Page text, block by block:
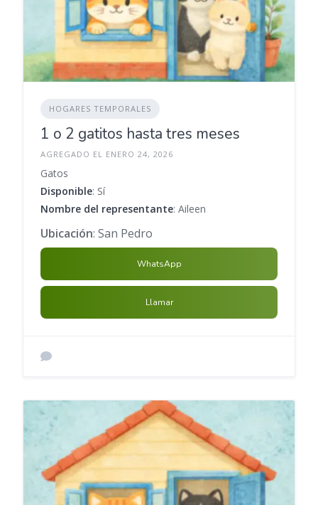
HOGARES TEMPORALES
1 o 2 gatitos hasta tres meses
AGREGADO EL ENERO 24, 2026
Gatos
Disponible: Sí
Nombre del representante: Aileen
Ubicación: San Pedro
WhatsApp
Llamar